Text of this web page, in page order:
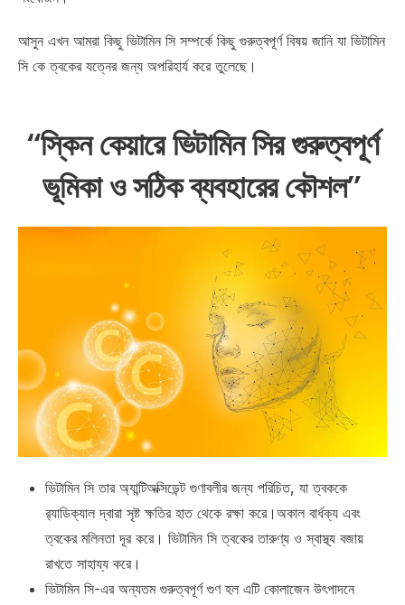
আসুন এখন আমরা কিছু ভিটামিন সি সম্পর্কে কিছু গুরুত্বপূর্ণ বিষয় জানি যা ভিটামিন
সি কে ত্বকের যত্নের জন্য অপরিহার্য করে তুলেছে।
“স্কিন কেয়ারে ভিটামিন সির গুরুত্বপূর্ণ
ভূমিকা ও সঠিক ব্যবহারের কৌশল”
ভিটামিন সি তার অ্যান্টিঅক্সিডেন্ট গুণাবলীর জন্য পরিচিত, যা ত্বককে
র‍্যাডিক্যাল দ্বারা সৃষ্ট ক্ষতির হাত থেকে রক্ষা করে।অকাল বার্ধক্য এবং
ত্বকের মলিনতা দূর করে। ভিটামিন সি ত্বকের তারুণ্য ও স্বাস্থ্য বজায়
রাখতে সাহায্য করে।
ভিটামিন সি-এর অন্যতম গুরুত্বপূর্ণ গুণ হল এটি কোলাজেন উৎপাদনে